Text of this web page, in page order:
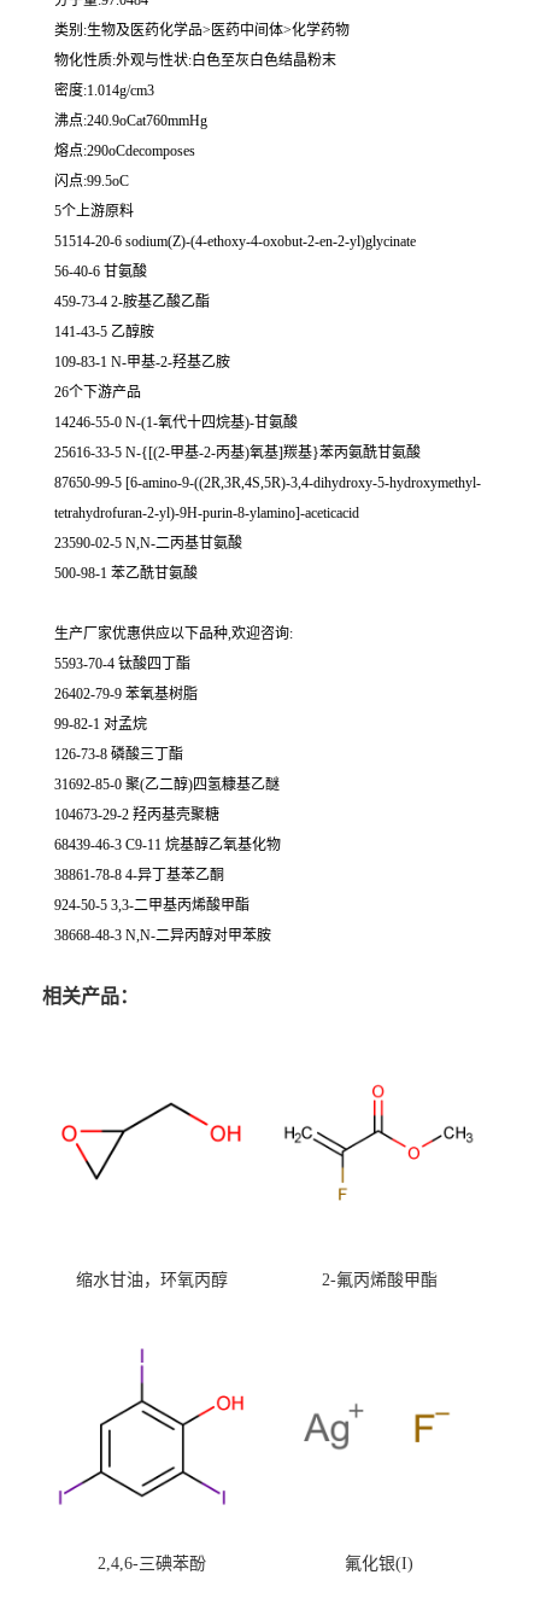
类别:生物及医药化学品>医药中间体>化学药物
物化性质:外观与性状:白色至灰白色结晶粉末
密度:1.014g/cm3
沸点:240.9oCat760mmHg
熔点:290oCdecomposes
闪点:99.5oC
5个上游原料
51514-20-6 sodium(Z)-(4-ethoxy-4-oxobut-2-en-2-yl)glycinate
56-40-6 甘氨酸
459-73-4 2-胺基乙酸乙酯
141-43-5 乙醇胺
109-83-1 N-甲基-2-羟基乙胺
26个下游产品
14246-55-0 N-(1-氧代十四烷基)-甘氨酸
25616-33-5 N-{[(2-甲基-2-丙基)氧基]羰基}苯丙氨酰甘氨酸
87650-99-5 [6-amino-9-((2R,3R,4S,5R)-3,4-dihydroxy-5-hydroxymethyl-
tetrahydrofuran-2-yl)-9H-purin-8-ylamino]-aceticacid
23590-02-5 N,N-二丙基甘氨酸
500-98-1 苯乙酰甘氨酸
生产厂家优惠供应以下品种,欢迎咨询:
5593-70-4 钛酸四丁酯
26402-79-9 苯氧基树脂
99-82-1 对孟烷
126-73-8 磷酸三丁酯
31692-85-0 聚(乙二醇)四氢糠基乙醚
104673-29-2 羟丙基壳聚糖
68439-46-3 C9-11 烷基醇乙氧基化物
38861-78-8 4-异丁基苯乙酮
924-50-5 3,3-二甲基丙烯酸甲酯
38668-48-3 N,N-二异丙醇对甲苯胺
相关产品：
缩水甘油，环氧丙醇 2-氟丙烯酸甲酯
2,4,6-三碘苯酚 氟化银(I)